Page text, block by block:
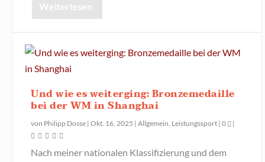
Weiterlesen
Und wie es weiterging: Bronzemedaille
bei der WM in Shanghai
von Philipp Dosse |Okt. 16, 2025 |Allgemein, Leistungssport |0 |
Nach meiner nationalen Klassifizierung und dem